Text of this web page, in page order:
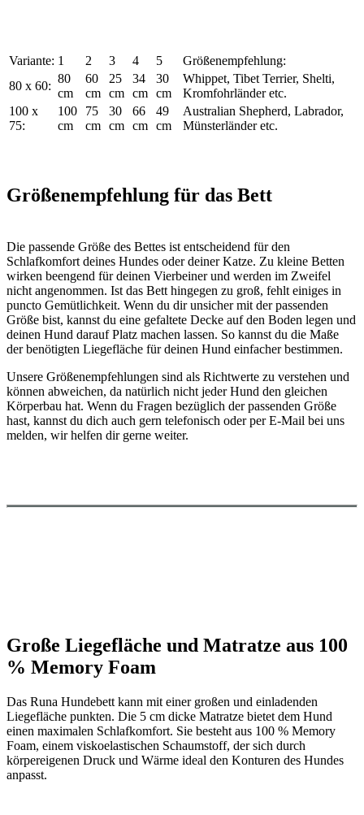
Variante: 1 2 3 4 5
Größenempfehlung:
80 x 60:
80
cm
60
cm
25
cm
34
cm
30
cm
Whippet, Tibet Terrier, Shelti,
Kromfohrländer etc.
100 x
75:
100
cm
75
cm
30
cm
66
cm
49
cm
Australian Shepherd, Labrador,
Münsterländer etc.
Größenempfehlung für das Bett
Die passende Größe des Bettes ist entscheidend für den
Schlafkomfort deines Hundes oder deiner Katze. Zu kleine Betten
wirken beengend für deinen Vierbeiner und werden im Zweifel
nicht angenommen. Ist das Bett hingegen zu groß, fehlt einiges in
puncto Gemütlichkeit. Wenn du dir unsicher mit der passenden
Größe bist, kannst du eine gefaltete Decke auf den Boden legen und
deinen Hund darauf Platz machen lassen. So kannst du die Maße
der benötigten Liegefläche für deinen Hund einfacher bestimmen.
Unsere Größenempfehlungen sind als Richtwerte zu verstehen und
können abweichen, da natürlich nicht jeder Hund den gleichen
Körperbau hat. Wenn du Fragen bezüglich der passenden Größe
hast, kannst du dich auch gern telefonisch oder per E-Mail bei uns
melden, wir helfen dir gerne weiter.
Große Liegefläche und Matratze aus 100
% Memory Foam
Das Runa Hundebett kann mit einer großen und einladenden
Liegefläche punkten. Die 5 cm dicke Matratze bietet dem Hund
einen maximalen Schlafkomfort. Sie besteht aus 100 % Memory
Foam, einem viskoelastischen Schaumstoff, der sich durch
körpereigenen Druck und Wärme ideal den Konturen des Hundes
anpasst.